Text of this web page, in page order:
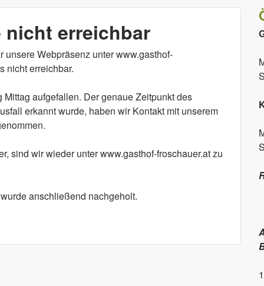
nicht erreichbar
unsere Webpräsenz unter www.gasthof-
nicht erreichbar.
aufgefallen. Der genaue Zeitpunkt des
erkannt wurde, haben wir Kontakt mit unserem
sind wir wieder unter www.gasthof-froschauer.at zu
anschließend nachgeholt.